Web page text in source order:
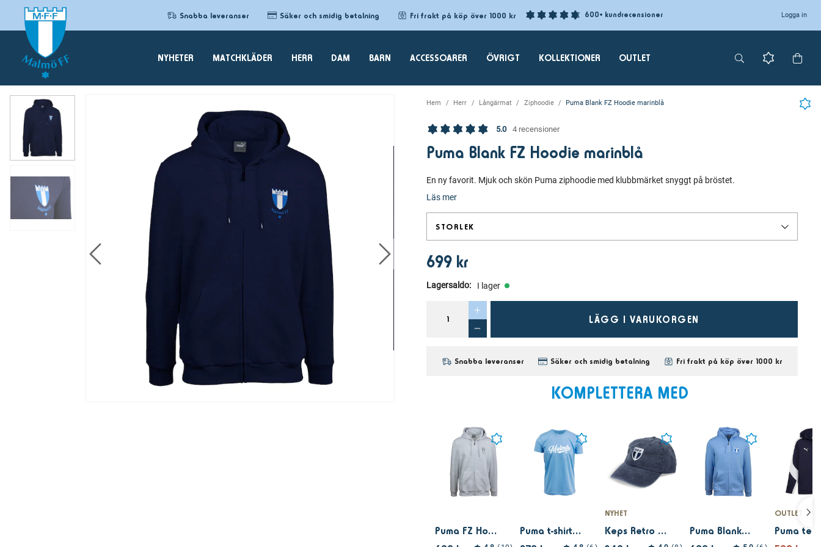
Snabba leveranser Säker och smidig betalning Fri frakt på köp över 1000 kr 600+ kundrecensioner Logga in
NYHETER MATCHKLÄDER HERR DAM BARN ACCESSOARER ÖVRIGT KOLLEKTIONER OUTLET
Hem Herr Långärmat Ziphoodie Puma Blank FZ Hoodie marinblå
5.0 4 recensioner
Puma Blank FZ Hoodie marinblå
En ny favorit. Mjuk och skön Puma ziphoodie med klubbmärket snyggt på bröstet.
Läs mer
STORLEK
699 kr
Lagersaldo: I lager
LÄGG I VARUKORGEN
Snabba leveranser Säker och smidig betalning Fri frakt på köp över 1000 kr
KOMPLETTERA MED
Puma FZ Hoodie grå ton i ton
Puma t-shirt ljusblå Malmö FF
NYHET
Keps Retro Logo Vintage Washed navy Dad Cap
Puma Blank FZ Hoodie ljusblå
OUTLET